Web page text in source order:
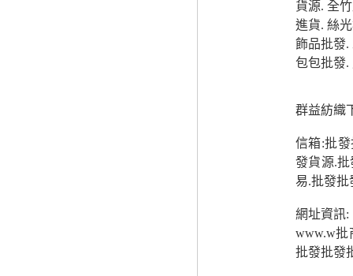
貨源. 全
進貨. 絲
飾品批發.
包包批發.
群益紡織
信箱:批
發貨源.
易.批發批
網址資訊:
www.w批
批發批發